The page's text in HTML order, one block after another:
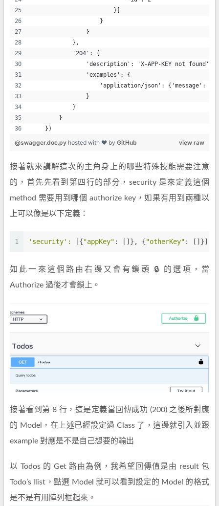
                        }]
                    }
                }
            },
            '204': {
                'description': 'X-APP-KEY not found',
                'examples': {
'application/json': {'message':
                }
            }
        }
    })
view raw
@swagger.doc.py hosted with ❤ by GitHub
接著就來講解這次的主角身上的哪些特殊技能需要注意
的，首先先看到第四行的部分，security 是來定義這個
method 需要用到哪個 authorize key，如果有用到兩種以
上可以像是以下定義：
1 'security': [{"appKey" : []}, {"otherKey" : []}]
如此一來這個路由右邊又會有鎖頭 🔒 的選項，當
Authorize 過後才會鎖上。
接著看到第 8 行，這是定義當回傳成功 (200) 之後所對應
的 Model，在上述已經設定過 Class 了，這邊就引入並跟
example 對應是不是自己想要的輸出
以 Todos 的 Get 路由為例，我希望回傳值是由 result 包
Todo’s llist，點選 Model 就可以看到設定的 Model 的格式
是不是有用陣列框起來。